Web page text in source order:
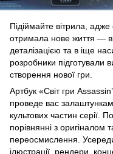
Підіймайте вітрила,
отримала нове життя —
деталізацією та в іще
розробники підготували
створення нової гри.
Артбук «Світ гри
проведе вас
культових частин серії.
порівнянні з оригіналом
переосмислення.
ілюстрації, рендери,